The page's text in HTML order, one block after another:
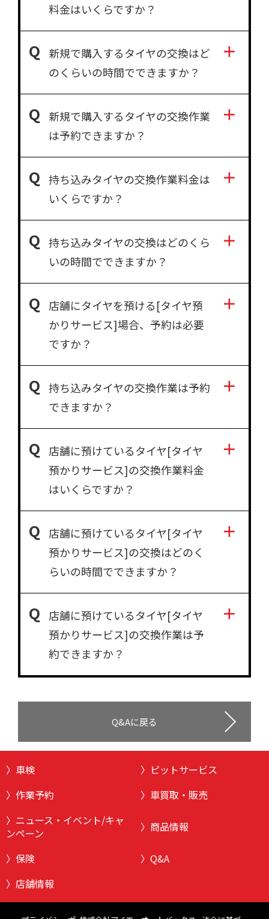
料金はいくらですか？
新規で購入するタイヤの交換はど
のくらいの時間でできますか？
新規で購入するタイヤの交換作業
は予約できますか？
持ち込みタイヤの交換作業料金は
いくらですか？
持ち込みタイヤの交換はどのくら
いの時間でできますか？
店舗にタイヤを預ける[タイヤ預
かりサービス]場合、予約は必要
ですか？
持ち込みタイヤの交換作業は予約
できますか？
店舗に預けているタイヤ[タイヤ
預かりサービス]の交換作業料金
はいくらですか？
店舗に預けているタイヤ[タイヤ
預かりサービス]の交換はどのく
らいの時間でできますか？
店舗に預けているタイヤ[タイヤ
預かりサービス]の交換作業は予
約できますか？
Q&Aに戻る
車検
ピットサービス
作業予約
車買取・販売
ニュース・イベント/キャ
ンペーン
商品情報
保険
Q&A
店舗情報